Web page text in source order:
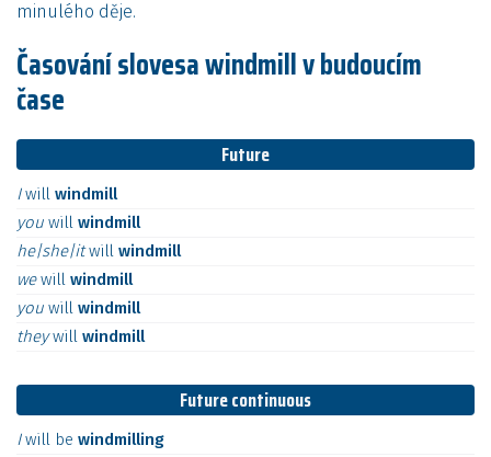
minulého děje.
Časování slovesa windmill v budoucím
čase
Future
Iwill windmill
you will windmill
he|she|itwill windmill
wewill windmill
you will windmill
theywill windmill
Future continuous
Iwill be windmilling